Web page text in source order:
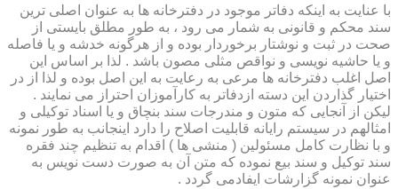
با عنایت به اینکه دفاتر موجود در دفترخانه ها به عنوان اصلی ترین
سند محکم و قانونی به شمار می رود ، به طور مطلق بایستی از
صحت در ثبت و نوشتار برخوردار بوده و از هرگونه خدشه و یا فاصله
و یا حاشیه نویسی و نواقص مثلی مصون باشد . لذا بر اساس این
اصل اغلب دفترخانه ها مرعی به رعایت به این اصل بوده و لذا از در
اختیار گذاردن این دسته ازدفاتر به کارآموزان احتراز می نمایند .
لیکن از آنجایی که متون و مندرجات سند بنچاق و یا اسناد توکیلی و
امثالهم در سیستم رایانه قابلیت اصلاح را دارد اینجانب به طور نمونه
و با نظارت کامل مسئولین ( منشی ها ) اقدام به تنظیم چند فقره
سند توکیل و سند بیع نموده که متن آن به صورت دست نویس به
عنوان نمونه گزارشات ایفادمی گردد .